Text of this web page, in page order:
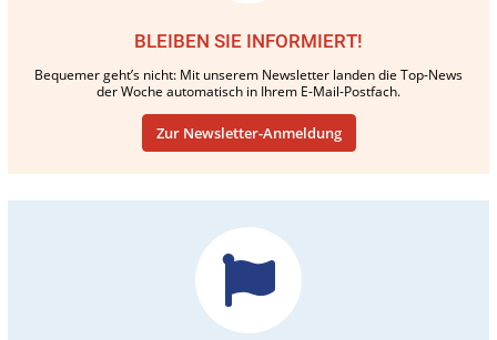
BLEIBEN SIE INFORMIERT!
Bequemer geht’s nicht: Mit unserem Newsletter landen die Top-News
der Woche automatisch in Ihrem E-Mail-Postfach.
Zur Newsletter-Anmeldung